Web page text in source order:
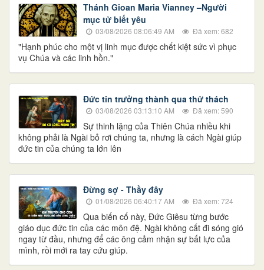
Thánh Gioan Maria Vianney –Người
mục tử biết yêu
03/08/2026 08:06:49 AM Đã xem: 682
"Hạnh phúc cho một vị linh mục được chết kiệt sức vì phục
vụ Chúa và các linh hồn."
Đức tin trưởng thành qua thử thách
03/08/2026 03:13:10 AM Đã xem: 590
Sự thinh lặng của Thiên Chúa nhiều khi
không phải là Ngài bỏ rơi chúng ta, nhưng là cách Ngài giúp
đức tin của chúng ta lớn lên
Đừng sợ - Thầy đây
01/08/2026 06:40:17 AM Đã xem: 724
Qua biến cố này, Đức Giêsu từng bước
giáo dục đức tin của các môn đệ. Ngài không cất đi sóng gió
ngay từ đầu, nhưng để các ông cảm nhận sự bất lực của
mình, rồi mới ra tay cứu giúp.